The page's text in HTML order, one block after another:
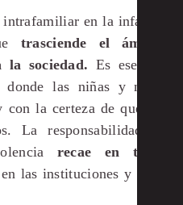
en la infancia
trasciende el ámbito
sociedad. Es esencial
las niñas y niños
la certeza de que sus
La responsabilidad de
recae en todos
las instituciones y en la